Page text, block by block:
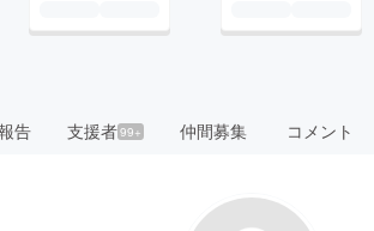
告 支援者99+ 仲間募集 コメント